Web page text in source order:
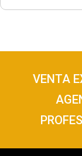
VENTA